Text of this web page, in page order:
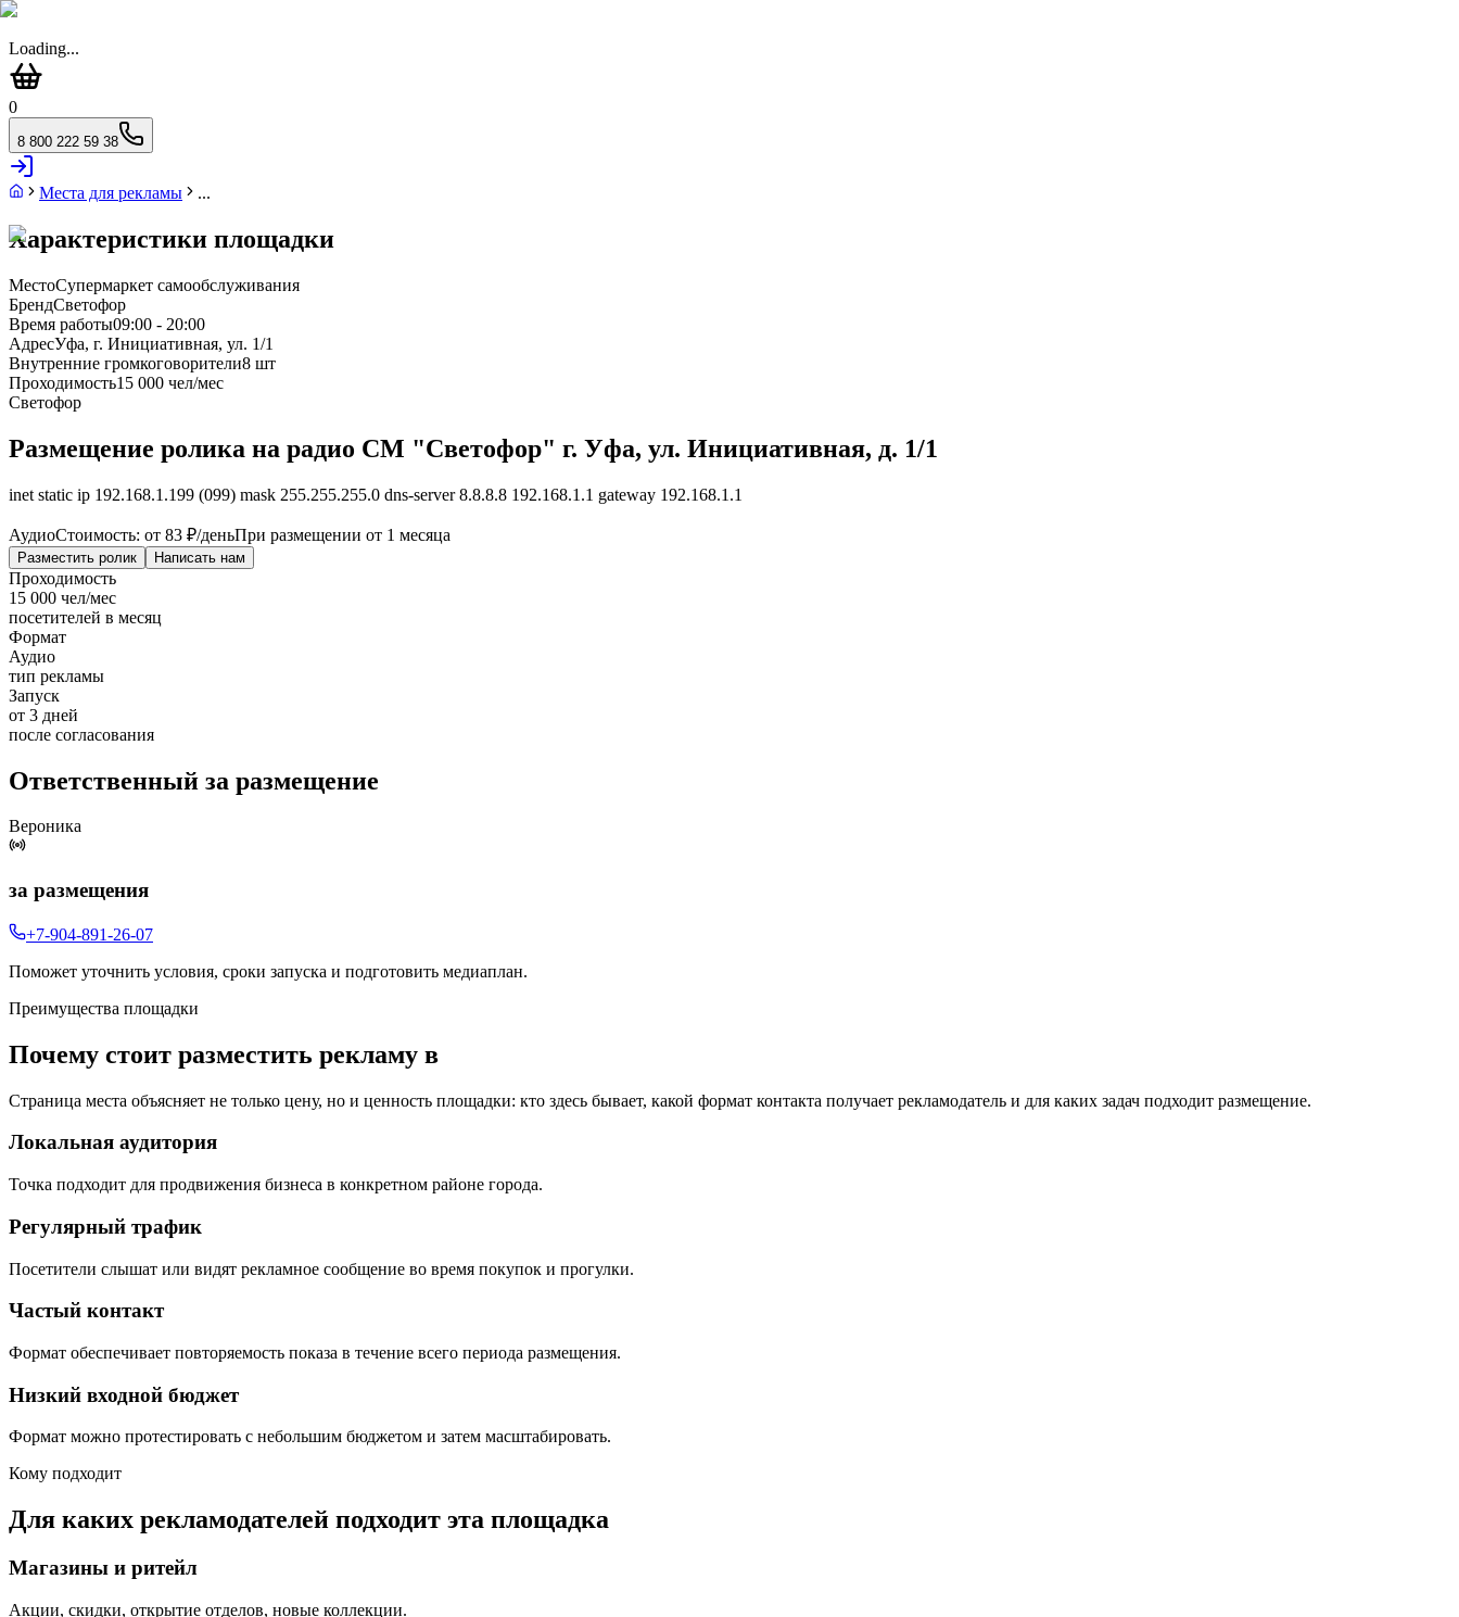
Loading...
0
8 800 222 59 38
Места для рекламы ...
Характеристики площадки
МестоСупермаркет самообслуживания
БрендСветофор
Время работы09:00 - 20:00
АдресУфа, г. Инициативная, ул. 1/1
Внутренние громкоговорители8 шт
Проходимость15 000 чел/мес
Светофор
Размещение ролика на радио СМ "Светофор" г. Уфа, ул. Инициативная, д. 1/1
inet static ip 192.168.1.199 (099) mask 255.255.255.0 dns-server 8.8.8.8 192.168.1.1 gateway 192.168.1.1
АудиоСтоимость: от 83 ₽/деньПри размещении от 1 месяца
Разместить ролик Написать нам
Проходимость
15 000 чел/мес
посетителей в месяц
Формат
Аудио
тип рекламы
Запуск
от 3 дней
после согласования
Ответственный за размещение
Вероника
за размещения
+7-904-891-26-07
Поможет уточнить условия, сроки запуска и подготовить медиаплан.
Преимущества площадки
Почему стоит разместить рекламу в
Страница места объясняет не только цену, но и ценность площадки: кто здесь бывает, какой формат контакта получает рекламодатель и для каких задач подходит размещение.
Локальная аудитория
Точка подходит для продвижения бизнеса в конкретном районе города.
Регулярный трафик
Посетители слышат или видят рекламное сообщение во время покупок и прогулки.
Частый контакт
Формат обеспечивает повторяемость показа в течение всего периода размещения.
Низкий входной бюджет
Формат можно протестировать с небольшим бюджетом и затем масштабировать.
Кому подходит
Для каких рекламодателей подходит эта площадка
Магазины и ритейл
Акции, скидки, открытие отделов, новые коллекции.